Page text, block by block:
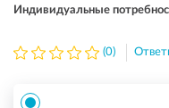
Индивидуальные
(0)